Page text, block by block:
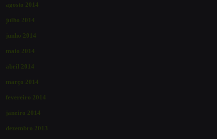
agosto 2014
julho 2014
junho 2014
maio 2014
abril 2014
março 2014
fevereiro 2014
janeiro 2014
dezembro 2013